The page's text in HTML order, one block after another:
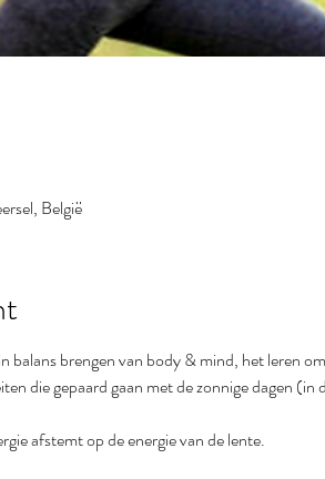
België
balans brengen van body & mind, het leren
die gepaard gaan met de zonnige dagen
afstemt op de energie van de lente.